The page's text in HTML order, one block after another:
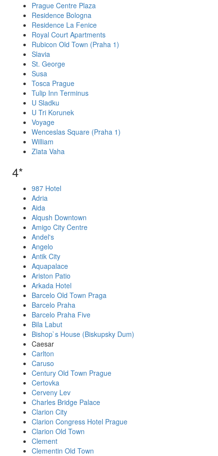
Prague Centre Plaza
Residence Bologna
Residence La Fenice
Royal Court Apartments
Rubicon Old Town (Praha 1)
Slavia
St. George
Susa
Tosca Prague
Tulip Inn Terminus
U Sladku
U Tri Korunek
Voyage
Wenceslas Square (Praha 1)
William
Zlata Vaha
4*
987 Hotel
Adria
Aida
Alqush Downtown
Amigo City Centre
Andel's
Angelo
Antik City
Aquapalace
Ariston Patio
Arkada Hotel
Barcelo Old Town Praga
Barcelo Praha
Barcelo Praha Five
Bila Labut
Bishop`s House (Biskupsky Dum)
Caesar
Carlton
Caruso
Century Old Town Prague
Certovka
Cerveny Lev
Charles Bridge Palace
Clarion City
Clarion Congress Hotel Prague
Clarion Old Town
Clement
Clementin Old Town